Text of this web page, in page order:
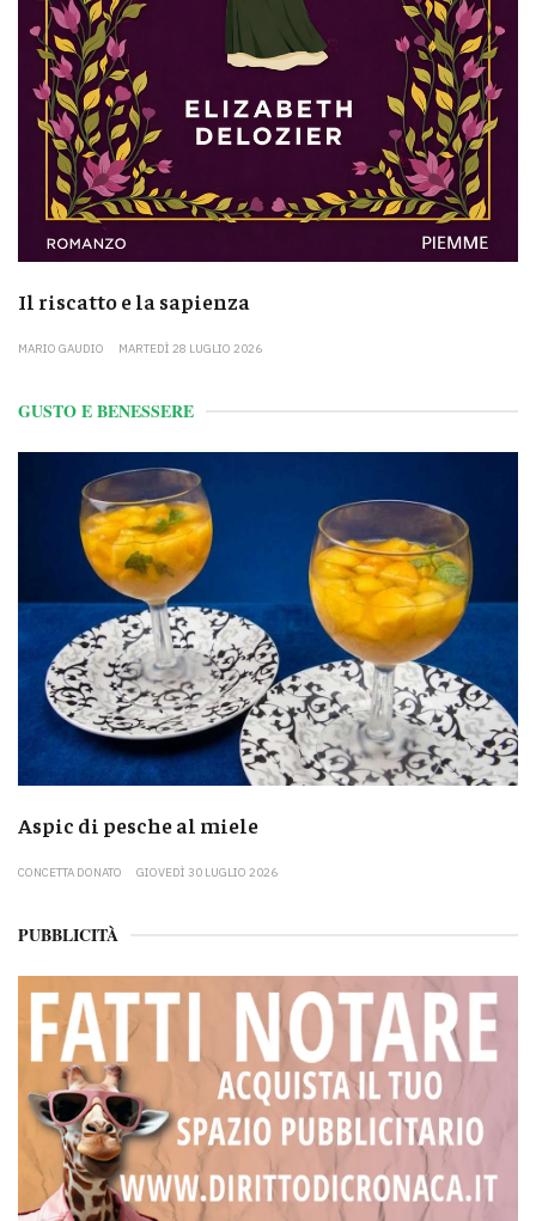
Il riscatto e la sapienza
MARIO GAUDIO MARTEDÌ 28 LUGLIO 2026
GUSTO E BENESSERE
Aspic di pesche al miele
CONCETTA DONATO GIOVEDÌ 30 LUGLIO 2026
PUBBLICITÀ